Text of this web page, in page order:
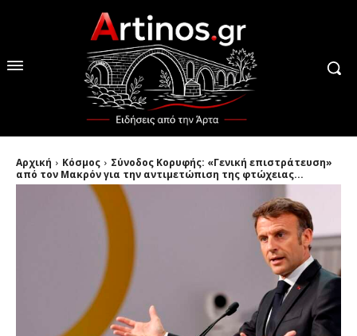
Αρχική Κόσμος
Σύνοδος Κορυφής: «Γενική επιστράτευση»
από τον Μακρόν για την αντιμετώπιση της φτώχειας...